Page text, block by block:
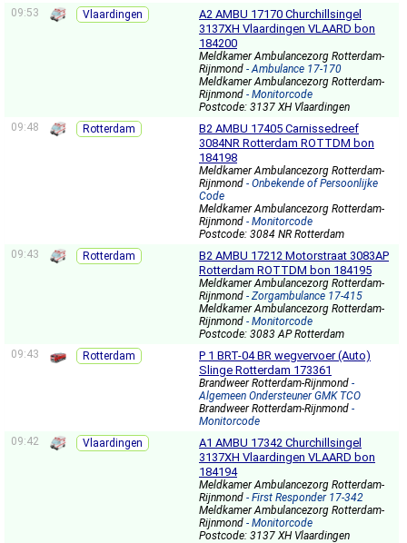
09:53 Vlaardingen
A2 AMBU 17170 Churchillsingel
3137XH Vlaardingen VLAARD bon
184200
Meldkamer Ambulancezorg Rotterdam-
Rijnmond - Ambulance 17-170
Meldkamer Ambulancezorg Rotterdam-
Rijnmond - Monitorcode
Postcode: 3137 XH Vlaardingen
09:48
Rotterdam
B2 AMBU 17405 Carnissedreef
3084NR Rotterdam ROTTDM bon
184198
Meldkamer Ambulancezorg Rotterdam-
Rijnmond - Onbekende of Persoonlijke
Code
Meldkamer Ambulancezorg Rotterdam-
Rijnmond - Monitorcode
Postcode: 3084 NR Rotterdam
09:43
Rotterdam
B2 AMBU 17212 Motorstraat 3083AP
Rotterdam ROTTDM bon 184195
Meldkamer Ambulancezorg Rotterdam-
Rijnmond - Zorgambulance 17-415
Meldkamer Ambulancezorg Rotterdam-
Rijnmond - Monitorcode
Postcode: 3083 AP Rotterdam
09:43
Rotterdam
P 1 BRT-04 BR wegvervoer (Auto)
Slinge Rotterdam 173361
Brandweer Rotterdam-Rijnmond -
Algemeen Ondersteuner GMK TCO
Brandweer Rotterdam-Rijnmond -
Monitorcode
09:42
Vlaardingen
A1 AMBU 17342 Churchillsingel
3137XH Vlaardingen VLAARD bon
184194
Meldkamer Ambulancezorg Rotterdam-
Rijnmond - First Responder 17-342
Meldkamer Ambulancezorg Rotterdam-
Rijnmond - Monitorcode
Postcode: 3137 XH Vlaardingen